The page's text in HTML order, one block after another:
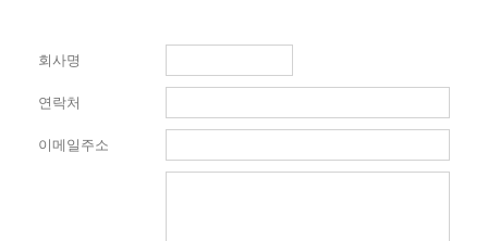
회사명
연락처
이메일주소